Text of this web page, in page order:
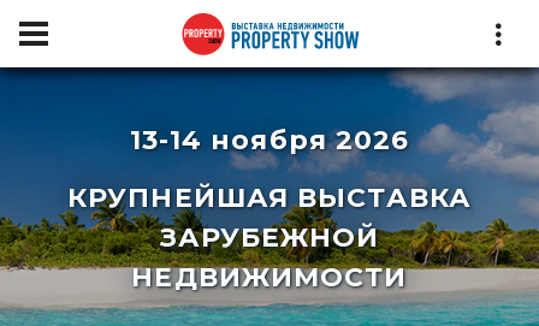
13-14 ноября 2026
КРУПНЕЙШАЯ ВЫСТАВКА
ЗАРУБЕЖНОЙ
НЕДВИЖИМОСТИ